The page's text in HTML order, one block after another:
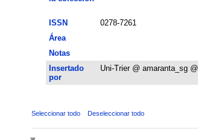
ISSN 0278-7261
Área
Notas
Insertado
por
Uni-Trier @ amaranta_sg @
Seleccionar todo Deseleccionar todo